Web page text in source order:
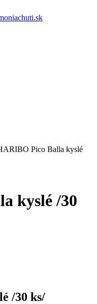
Pico Balla kyslé
kyslé /30
/30 ks/